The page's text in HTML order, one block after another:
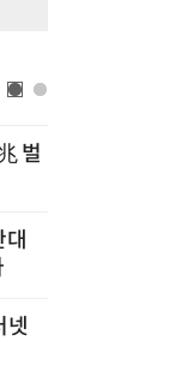
벌
넷